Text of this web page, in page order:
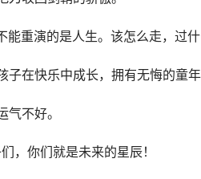
重演的是人生。该怎么走，过
在快乐中成长，拥有无悔的童年
不好。
，你们就是未来的星辰！